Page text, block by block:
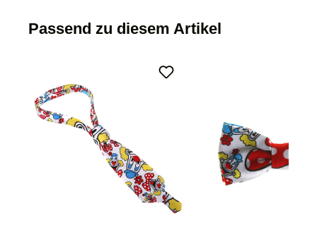
Passend zu diesem Artikel